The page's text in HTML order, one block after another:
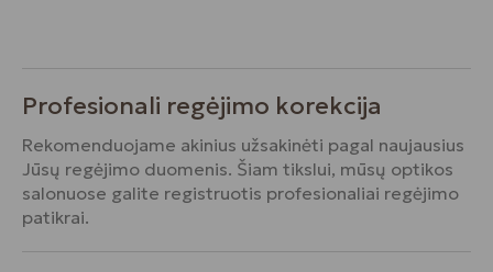
Profesionali regėjimo korekcija
Rekomenduojame akinius užsakinėti pagal naujausius
Jūsų regėjimo duomenis. Šiam tikslui, mūsų optikos
salonuose galite registruotis profesionaliai regėjimo
patikrai.